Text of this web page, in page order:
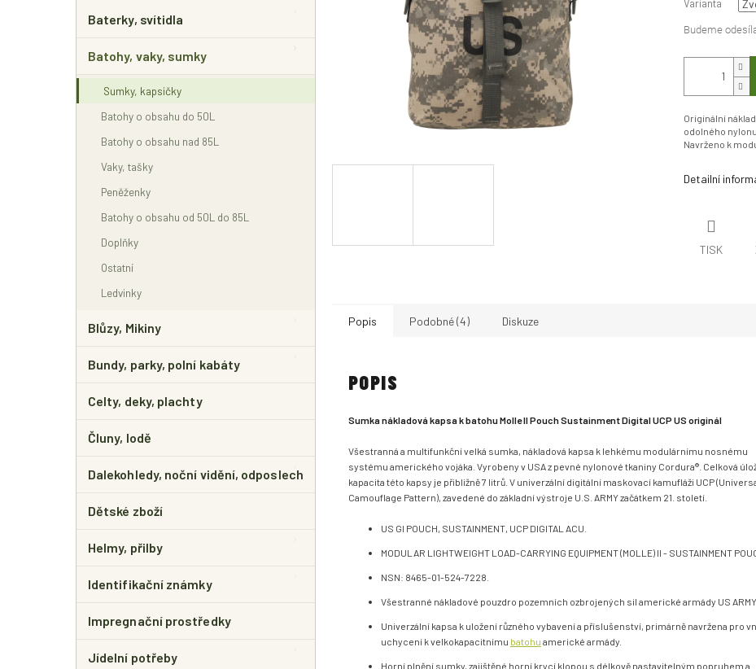
Baterky, svítidla
Batohy, vaky, sumky
Sumky, kapsičky
Batohy o obsahu do 50L
Batohy o obsahu nad 85L
Vaky, tašky
Peněženky
Batohy o obsahu od 50L do 85L
Doplňky
Ostatní
Ledvinky
Blůzy, Mikiny
Bundy, parky, polní kabáty
Celty, deky, plachty
Čluny, lodě
Dalekohledy, noční vidění, odposlech
Dětské zboží
Helmy, přilby
Identifikační známky
Impregnační prostředky
Jídelní potřeby
Varianta
Originální
odolného
Navrženo k
Detailní
TISK
Popis Podobné (4) Diskuze
POPIS
Sumka nákladová kapsa k batohu Molle II Pouch Sustainment Digital UCP US originál
Všestranná a multifunkční velká sumka, nákladová kapsa k lehkému modulárnímu nosnému
systému amerického vojáka. Vyrobeny v USA z pevné nylonové tkaniny Cordura®. Celková
kapacita této kapsy je přibližně 7 litrů. V univerzální digitální maskovací kamufláži UCP
Camouflage Pattern), zavedené do základní výstroje U.S. ARMY začátkem 21. století.
US GI POUCH, SUSTAINMENT, UCP DIGITAL ACU.
MODULAR LIGHTWEIGHT LOAD-CARRYING EQUIPMENT (MOLLE) II - SUSTAINMENT
NSN: 8465-01-524-7228.
Všestranné nákladové pouzdro pozemních ozbrojených sil americké armády US ARMY.
Univerzální kapsa k uložení různého vybavení a příslušenství, primárně navržena pro
uchycení k velkokapacitnímu batohu americké armády.
Horní plnění sumky, zajištěné horní krycí klopou s délkově nastavitelným popruhem a